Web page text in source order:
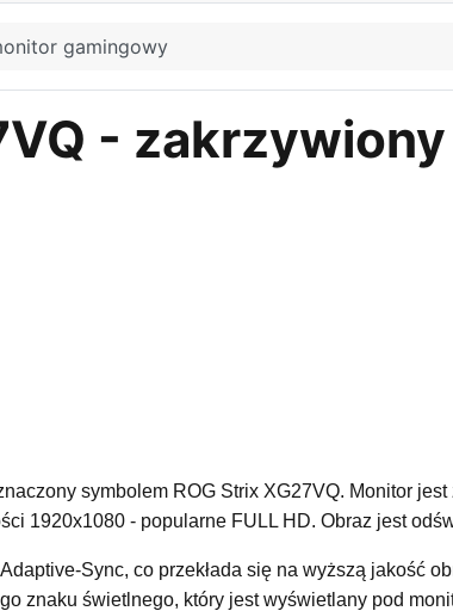
gamingowy
-
symbolem ROG Strix XG27VQ. Monitor
1920x1080 - popularne FULL HD. Obraz jest
Sync, co przekłada się na wyższą jakość
znaku świetlnego, który jest wyświetlany pod